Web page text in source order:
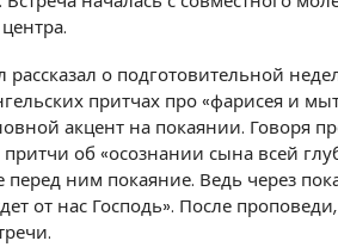
о подготовительной
притчах про «фарисея и
акцент на покаянии. Говоря
об «осознании сына всей
ним покаяние. Ведь через
от нас Господь». После